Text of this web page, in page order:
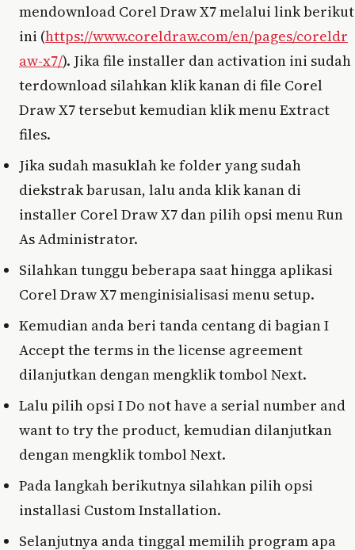
mendownload Corel Draw X7 melalui link berikut
ini (https://www.coreldraw.com/en/pages/coreldr
aw-x7/). Jika file installer dan activation ini sudah
terdownload silahkan klik kanan di file Corel
Draw X7 tersebut kemudian klik menu Extract
files.
Jika sudah masuklah ke folder yang sudah
diekstrak barusan, lalu anda klik kanan di
installer Corel Draw X7 dan pilih opsi menu Run
As Administrator.
Silahkan tunggu beberapa saat hingga aplikasi
Corel Draw X7 menginisialisasi menu setup.
Kemudian anda beri tanda centang di bagian I
Accept the terms in the license agreement
dilanjutkan dengan mengklik tombol Next.
Lalu pilih opsi I Do not have a serial number and
want to try the product, kemudian dilanjutkan
dengan mengklik tombol Next.
Pada langkah berikutnya silahkan pilih opsi
installasi Custom Installation.
Selanjutnya anda tinggal memilih program apa